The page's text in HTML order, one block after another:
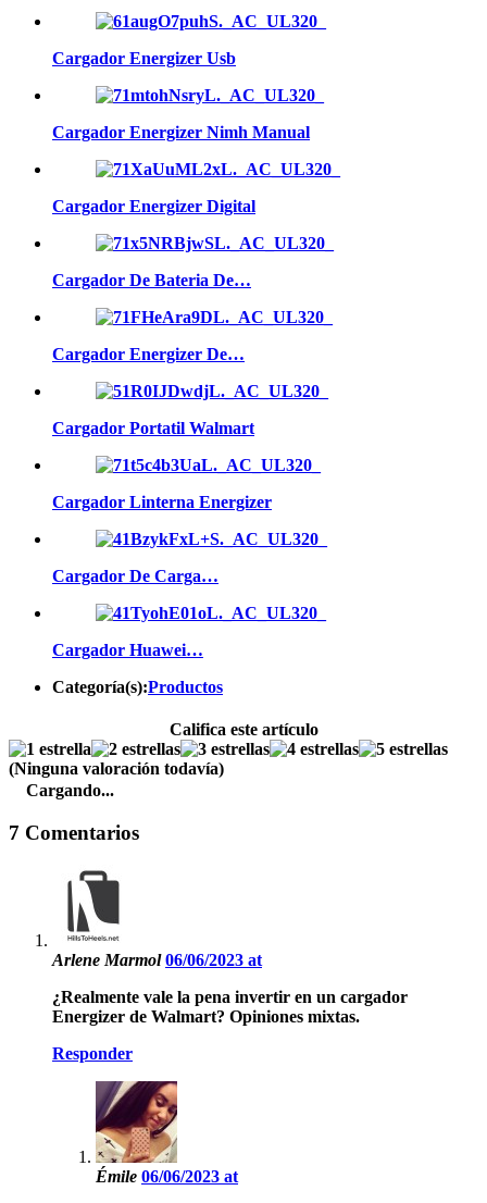
Cargador Energizer Usb
Cargador Energizer Nimh Manual
Cargador Energizer Digital
Cargador De Bateria De…
Cargador Energizer De…
Cargador Portatil Walmart
Cargador Linterna Energizer
Cargador De Carga…
Cargador Huawei…
Categoría(s):Productos
Califica este artículo
(Ninguna valoración todavía)
Cargando...
7 Comentarios
Arlene Marmol06/06/2023 at
¿Realmente vale la pena invertir en un cargador
Energizer de Walmart? Opiniones mixtas.
Responder
Émile 06/06/2023 at